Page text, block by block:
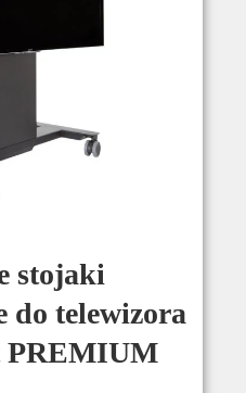
stojaki
do telewizora